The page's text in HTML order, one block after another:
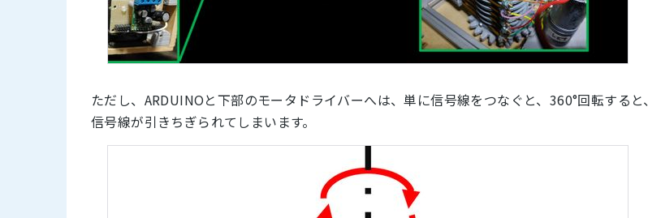
ただし、ARDUINOと下部のモータドライバーへは、単に信号線をつなぐと、360°回転すると、
信号線が引きちぎられてしまいます。